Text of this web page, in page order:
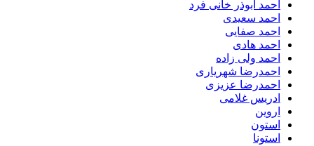
احمد ابوذر خانی فرد
احمد سعیدی
احمد صفایی
احمد هادی
احمد ولی زاده
احمدرضا شهریاری
احمدرضا عزیزی
ادریس غلامی
اروین
استون
استونا